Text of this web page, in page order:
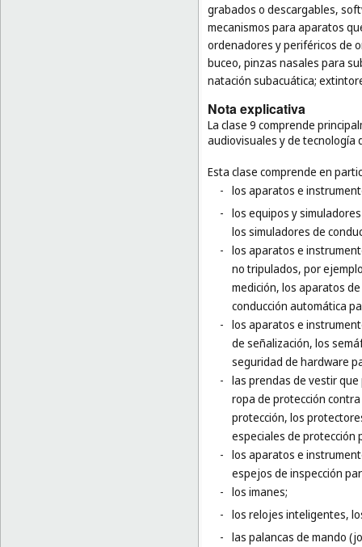
grabados o descargables,
mecanismos para aparatos
ordenadores y periféricos de
buceo, pinzas nasales para
natación subacuática;
Nota explicativa
La clase 9 comprende
audiovisuales y de tecnología
Esta clase comprende en
- los aparatos e
- los equipos y
los simuladores de
- los aparatos e
no tripulados, por
medición, los aparatos
conducción automática
- los aparatos e
de señalización, los
seguridad de hardware
- las prendas de vestir
ropa de protección
protección, los
especiales de
- los aparatos e
espejos de inspección
- los imanes;
- los relojes inteligentes,
- las palancas de mando